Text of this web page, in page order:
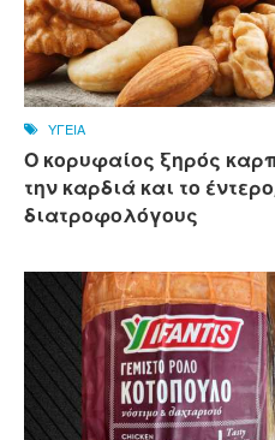
ΥΓΕΙΑ
Ο κορυφαίος ξηρός
την καρδιά και το
διατροφολόγους